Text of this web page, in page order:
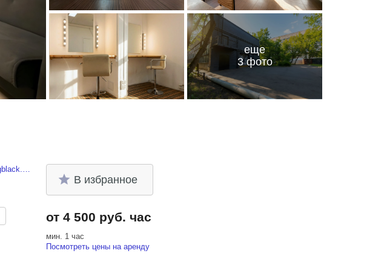
еще
3 фото
В избранное
от 4 500 руб. час
мин. 1 час
Посмотреть цены на аренду